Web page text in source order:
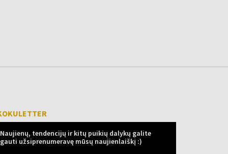
Naujienų, tendencijų ir kitų puikių dalykų galite
gauti užsiprenumeravę mūsų naujienlaiškį :)